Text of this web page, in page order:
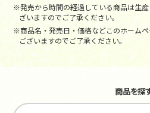
※発売から時間の経過している商品は生
ざいますのでご了承ください。
※商品名・発売日・価格などこのホーム
ございますのでご了承ください。
商品を探